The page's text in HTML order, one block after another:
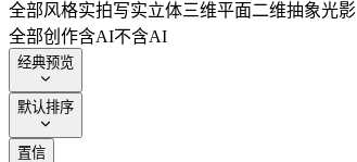
全部风格实拍写实立体三维平面二维抽象光影
全部创作含AI不含AI
经典预览
默认排序
置信